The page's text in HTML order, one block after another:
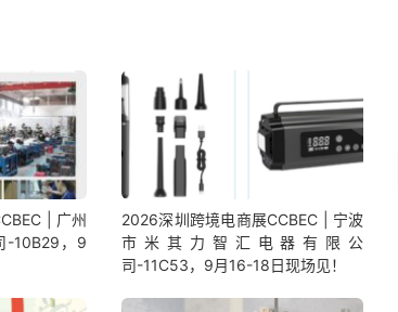
| 广州
-10B29，9
2026深圳跨境电商展CCBEC | 宁波
市米其力智汇电器有限公
司-11C53，9月16-18日现场见！